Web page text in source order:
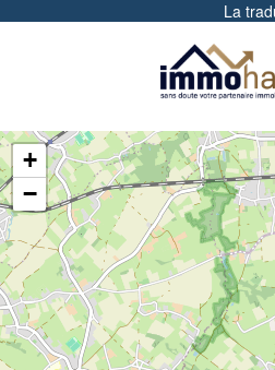
La
+
−